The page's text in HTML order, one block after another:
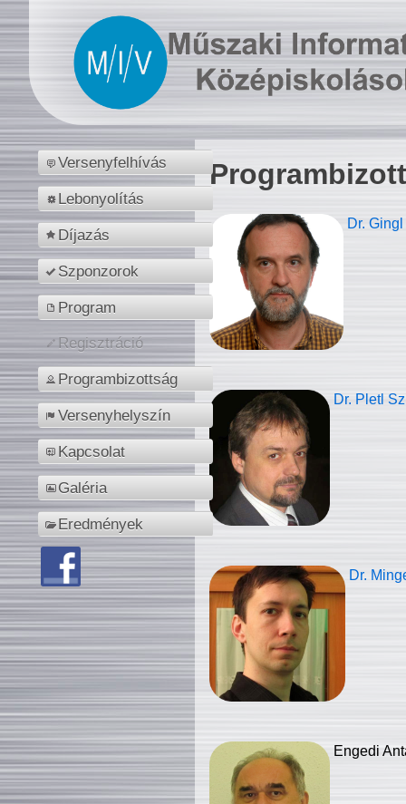
Versenyfelhívás
Lebonyolítás
Díjazás
Szponzorok
Program
Regisztráció
Programbizottság
Versenyhelyszín
Kapcsolat
Galéria
Eredmények
Dr.
Dr. Pletl
Dr.
Engedi